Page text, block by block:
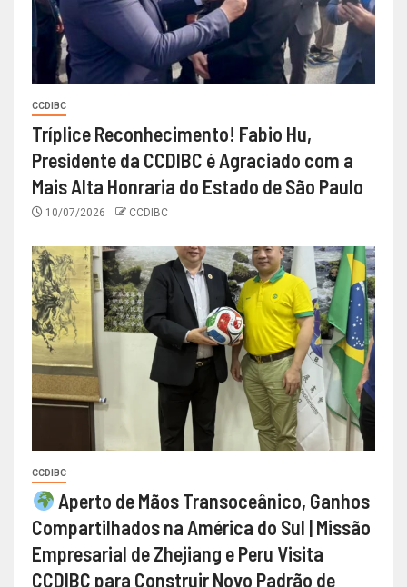
CCDIBC
Tríplice Reconhecimento! Fabio Hu,
Presidente da CCDIBC é Agraciado com a
Mais Alta Honraria do Estado de São Paulo
10/07/2026 CCDIBC
CCDIBC
Aperto de Mãos Transoceânico, Ganhos
Compartilhados na América do Sul | Missão
Empresarial de Zhejiang e Peru Visita
CCDIBC para Construir Novo Padrão de